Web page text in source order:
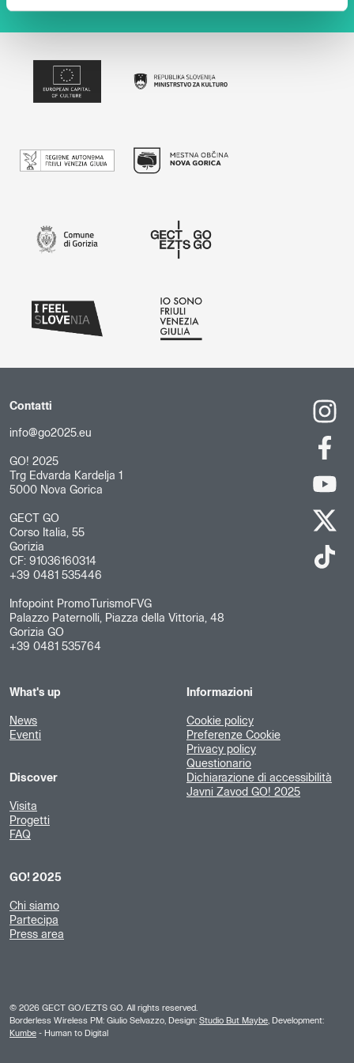
Contatti
info@go2025.eu
GO! 2025
Trg Edvarda Kardelja 1
5000 Nova Gorica
GECT GO
Corso Italia, 55
Gorizia
CF: 91036160314
+39 0481 535446
Infopoint PromoTurismoFVG
Palazzo Paternolli, Piazza della Vittoria, 48
Gorizia GO
+39 0481 535764
What's up
News
Eventi
Discover
Visita
Progetti
FAQ
GO! 2025
Chi siamo
Partecipa
Press area
Informazioni
Cookie policy
Preferenze Cookie
Privacy policy
Questionario
Dichiarazione di accessibilità
Javni Zavod GO! 2025
© 2026 GECT GO/EZTS GO. All rights reserved.
Borderless Wireless PM: Giulio Selvazzo, Design: Studio But Maybe , Development:
Kumbe - Human to Digital